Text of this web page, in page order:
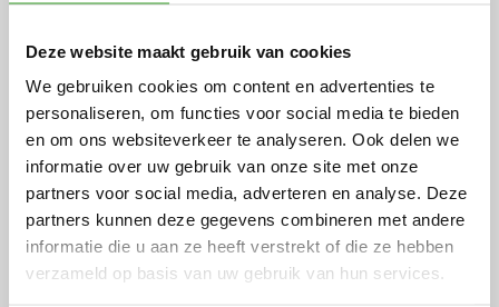
Deze website maakt gebruik van cookies
We gebruiken cookies om content en advertenties te
personaliseren, om functies voor social media te bieden
en om ons websiteverkeer te analyseren. Ook delen we
informatie over uw gebruik van onze site met onze
partners voor social media, adverteren en analyse. Deze
partners kunnen deze gegevens combineren met andere
informatie die u aan ze heeft verstrekt of die ze hebben
verzameld op basis van uw gebruik van hun services.
Bericht